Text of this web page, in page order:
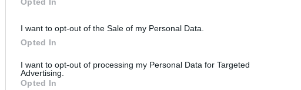
I want to opt-out of the Sale of my Personal Data.
Opted In
I want to opt-out of processing my Personal Data for Targeted
Advertising.
Opted In